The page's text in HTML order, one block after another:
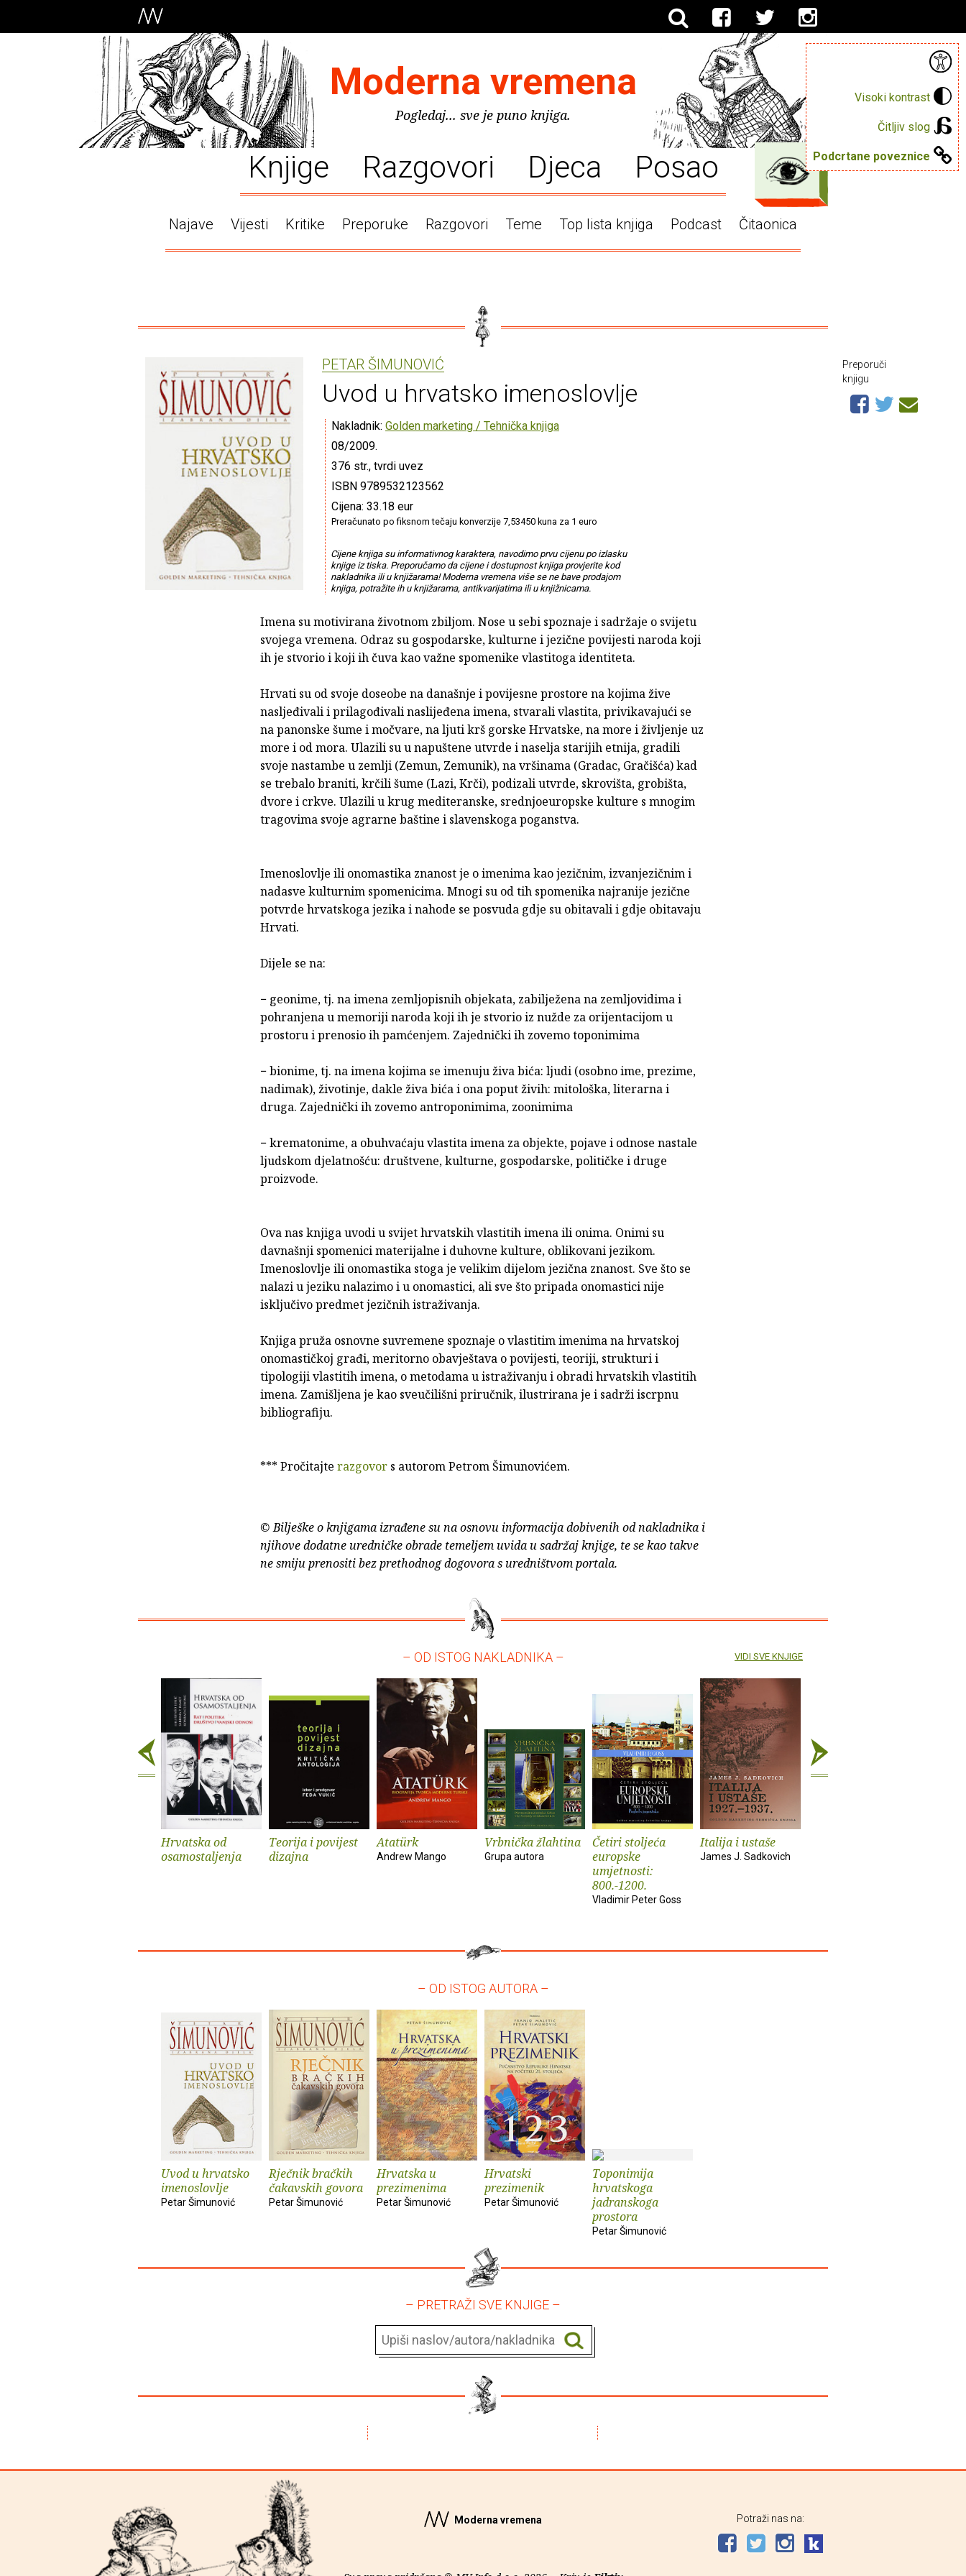
Visoki kontrast
Čitljiv slog
Podcrtane poveznice
Moderna vremena
Pogledaj... sve je puno knjiga.
Knjige Razgovori Djeca Posao
Najave Vijesti Kritike Preporuke Razgovori Teme Top lista knjiga Podcast Čitaonica
PETAR ŠIMUNOVIĆ
Uvod u hrvatsko imenoslovlje
Nakladnik: Golden marketing / Tehnička knjiga
08/2009.
376 str., tvrdi uvez
ISBN 9789532123562
Cijena: 33.18 eur
Preračunato po fiksnom tečaju konverzije 7,53450 kuna za 1 euro
Cijene knjiga su informativnog karaktera, navodimo prvu cijenu po izlasku
knjige iz tiska. Preporučamo da cijene i dostupnost knjiga provjerite kod
nakladnika ili u knjižarama! Moderna vremena više se ne bave prodajom
knjiga, potražite ih u knjižarama, antikvarijatima ili u knjižnicama.
Imena su motivirana životnom zbiljom. Nose u sebi spoznaje i sadržaje o svijetu
svojega vremena. Odraz su gospodarske, kulturne i jezične povijesti naroda koji
ih je stvorio i koji ih čuva kao važne spomenike vlastitoga identiteta.
Hrvati su od svoje doseobe na današnje i povijesne prostore na kojima žive
nasljeđivali i prilagođivali naslijeđena imena, stvarali vlastita, privikavajući se
na panonske šume i močvare, na ljuti krš gorske Hrvatske, na more i življenje uz
more i od mora. Ulazili su u napuštene utvrde i naselja starijih etnija, gradili
svoje nastambe u zemlji (Zemun, Zemunik), na vršinama (Gradac, Gračišća) kad
se trebalo braniti, krčili šume (Lazi, Krči), podizali utvrde, skrovišta, grobišta,
dvore i crkve. Ulazili u krug mediteranske, srednjoeuropske kulture s mnogim
tragovima svoje agrarne baštine i slavenskoga poganstva.
Imenoslovlje ili onomastika znanost je o imenima kao jezičnim, izvanjezičnim i
nadasve kulturnim spomenicima. Mnogi su od tih spomenika najranije jezične
potvrde hrvatskoga jezika i nahode se posvuda gdje su obitavali i gdje obitavaju
Hrvati.
Dijele se na:
− geonime, tj. na imena zemljopisnih objekata, zabilježena na zemljovidima i
pohranjena u memoriji naroda koji ih je stvorio iz nužde za orijentacijom u
prostoru i prenosio ih pamćenjem. Zajednički ih zovemo toponimima
− bionime, tj. na imena kojima se imenuju živa bića: ljudi (osobno ime, prezime,
nadimak), životinje, dakle živa bića i ona poput živih: mitološka, literarna i
druga. Zajednički ih zovemo antroponimima, zoonimima
− krematonime, a obuhvaćaju vlastita imena za objekte, pojave i odnose nastale
ljudskom djelatnošću: društvene, kulturne, gospodarske, političke i druge
proizvode.
Ova nas knjiga uvodi u svijet hrvatskih vlastitih imena ili onima. Onimi su
davnašnji spomenici materijalne i duhovne kulture, oblikovani jezikom.
Imenoslovlje ili onomastika stoga je velikim dijelom jezična znanost. Sve što se
nalazi u jeziku nalazimo i u onomastici, ali sve što pripada onomastici nije
isključivo predmet jezičnih istraživanja.
Knjiga pruža osnovne suvremene spoznaje o vlastitim imenima na hrvatskoj
onomastičkoj građi, meritorno obavještava o povijesti, teoriji, strukturi i
tipologiji vlastitih imena, o metodama u istraživanju i obradi hrvatskih vlastitih
imena. Zamišljena je kao sveučilišni priručnik, ilustrirana je i sadrži iscrpnu
bibliografiju.
*** Pročitajte razgovor s autorom Petrom Šimunovićem.
© Bilješke o knjigama izrađene su na osnovu informacija dobivenih od nakladnika i
njihove dodatne uredničke obrade temeljem uvida u sadržaj knjige, te se kao takve
ne smiju prenositi bez prethodnog dogovora s uredništvom portala.
Preporuči
knjigu
– OD ISTOG NAKLADNIKA –
Hrvatska od
osamostaljenja
Teorija i povijest
dizajna
Atatürk
Andrew Mango
Vrbnička žlahtina
Grupa autora
Četiri stoljeća
europske
umjetnosti:
800.-1200.
Vladimir Peter Goss
Italija i ustaše
James J. Sadkovich
VIDI SVE KNJIGE
– OD ISTOG AUTORA –
Uvod u hrvatsko
imenoslovlje
Petar Šimunović
Rječnik bračkih
čakavskih govora
Petar Šimunović
Hrvatska u
prezimenima
Petar Šimunović
Hrvatski
prezimenik
Petar Šimunović
Toponimija
hrvatskoga
jadranskoga
prostora
Petar Šimunović
– PRETRAŽI SVE KNJIGE –
Moderna vremena Potraži nas na: